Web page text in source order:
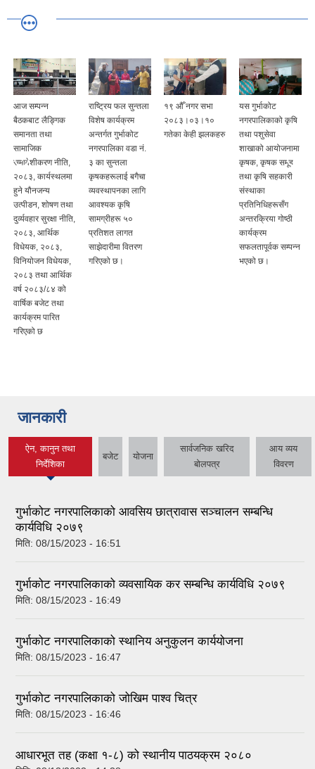
आज सम्पन्न
बैठकबाट लैङ्गिक
समानता तथा
सामाजिक
समावेशीकरण नीति,
२०८३, कार्यस्थलमा
हुने यौनजन्य
उत्पीडन, शोषण तथा
दुर्व्यवहार सुरक्षा नीति,
२०८३, आर्थिक
विधेयक, २०८३,
विनियोजन विधेयक,
२०८३ तथा आर्थिक
वर्ष २०८३/८४ को
वार्षिक बजेट तथा
कार्यक्रम पारित
गरिएको छ
राष्ट्रिय फल सुन्तला
विशेष कार्यक्रम
अन्तर्गत गुर्भाकोट
नगरपालिका वडा नं.
३ का सुन्तला
कृषकहरूलाई बगैचा
व्यवस्थापनका लागि
आवश्यक कृषि
सामग्रीहरू ५०
प्रतिशत लागत
साझेदारीमा वितरण
गरिएको छ।
१९ ‍औँ नगर सभा
२०८३।०३।१०
गतेका केही झलकहरु
यस गुर्भाकोट
नगरपालिकाको कृषि
तथा पशुसेवा
शाखाको आयोजनामा
कृषक, कृषक समूह
तथा कृषि सहकारी
संस्थाका
प्रतिनिधिहरूसँग
अन्तरक्रिया गोष्ठी
कार्यक्रम
सफलतापूर्वक सम्पन्न
भएको छ।
जानकारी
ऐन, कानुन तथा
निर्देशिका
(active tab)
बजेट योजना
सार्वजनिक खरिद
बोलपत्र
आय व्यय
विवरण
गुर्भाकोट नगरपालिकाको आवसिय छात्रावास सञ्चालन सम्बन्धि
कार्यविधि २०७९
मिति: 08/15/2023 - 16:51
गुर्भाकोट नगरपालिकाको व्यवसायिक कर सम्बन्धि कार्यविधि २०७९
मिति: 08/15/2023 - 16:49
गुर्भाकोट नगरपालिकाको स्थानिय अनुकुलन कार्ययोजना
मिति: 08/15/2023 - 16:47
गुर्भाकोट नगरपालिकाको जोखिम पाश्व चित्र
मिति: 08/15/2023 - 16:46
आधारभूत तह (कक्षा १-८) को स्थानीय पाठयक्रम २०८०